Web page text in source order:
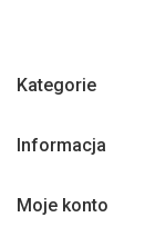
Kategorie
Informacja
Moje konto